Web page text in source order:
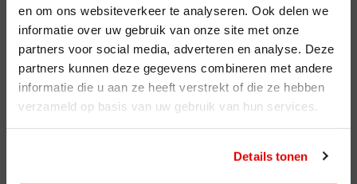
en om ons websiteverkeer te analyseren. Ook delen we
informatie over uw gebruik van onze site met onze
partners voor social media, adverteren en analyse. Deze
partners kunnen deze gegevens combineren met andere
informatie die u aan ze heeft verstrekt of die ze hebben
verzameld op basis van uw gebruik van hun services.
Details tonen
ViaAVIA
Registreren
AVIA Diensten